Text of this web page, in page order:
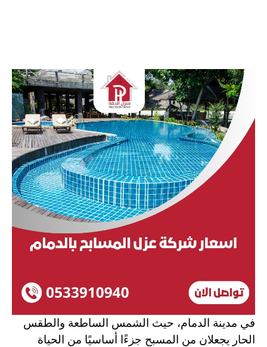
في مدينة الدمام، حيث الشمس الساطعة والطقس
الحار يجعلان من المسبح جزءًا أساسيًا من الحياة